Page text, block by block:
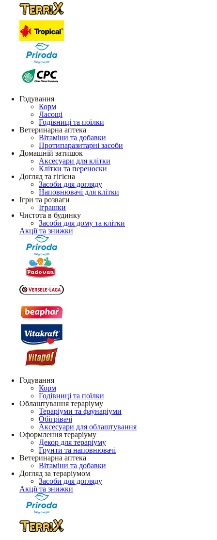
Годування
Корм
Ласощі
Годівниці та поїлки
Ветеринарна аптека
Вітаміни та добавки
Протипаразитарні засоби
Домашній затишок
Аксесуари для клітки
Клітки та переноски
Догляд та гігієна
Засоби для догляду
Наповнювачі для клітки
Ігри та розваги
Іграшки
Чистота в будинку
Засоби для дому та клітки
Акції та знижки
Годування
Корм
Годівниці та поїлки
Облаштування тераріуму
Тераріуми та фаунаріуми
Обігрівачі
Аксесуари для облаштування
Оформлення тераріуму
Декор для тераріуму
Грунти та наповнювачі
Ветеринарна аптека
Вітаміни та добавки
Догляд за тераріумом
Засоби для догляду
Акції та знижки